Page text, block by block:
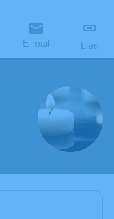
E-mail Lien